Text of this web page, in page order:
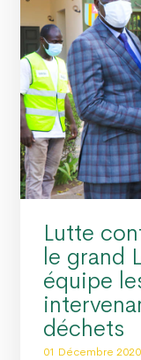
Lutte
le grand
équipe
déchets
01 Décembre 2020